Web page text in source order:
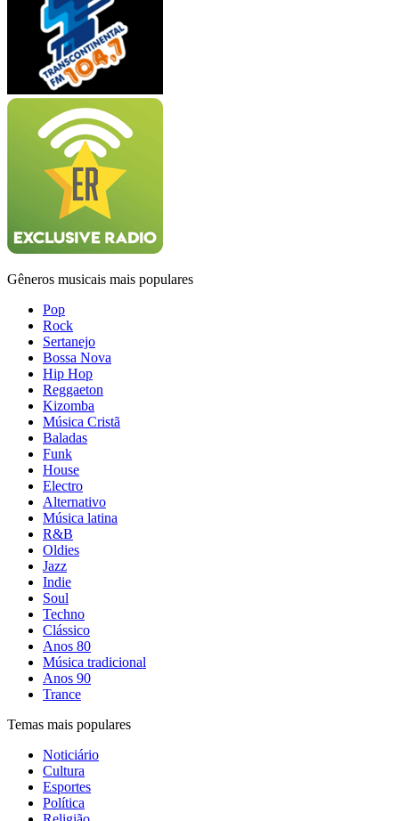
Gêneros musicais mais populares
Pop
Rock
Sertanejo
Bossa Nova
Hip Hop
Reggaeton
Kizomba
Música Cristã
Baladas
Funk
House
Electro
Alternativo
Música latina
R&B
Oldies
Jazz
Indie
Soul
Techno
Clássico
Anos 80
Música tradicional
Anos 90
Trance
Temas mais populares
Noticiário
Cultura
Esportes
Política